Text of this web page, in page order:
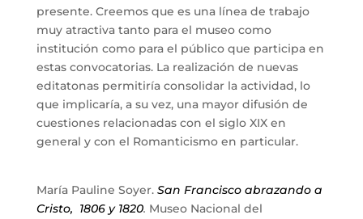
presente. Creemos que es una línea de trabajo
muy atractiva tanto para el museo como
institución como para el público que participa en
estas convocatorias. La realización de nuevas
editatonas permitiría consolidar la actividad, lo
que implicaría, a su vez, una mayor difusión de
cuestiones relacionadas con el siglo XIX en
general y con el Romanticismo en particular.
María Pauline Soyer. San Francisco abrazando a
Cristo, 1806 y 1820. Museo Nacional del